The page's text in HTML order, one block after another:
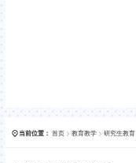
当前位置： 首页 > 教育教学 > 研究生教育